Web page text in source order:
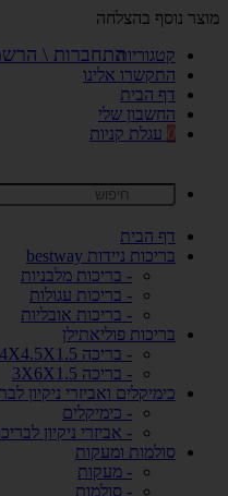
מוצר נוסף בהצלחה
קטגוריות
התקשרו אלינו
דף הבית
החשבון שלי
0 עגלת קניות
דף הבית
בריכות ניידות bestway
- בריכות מלבניות
- בריכות עגולות
- בריכות אובליות
בריכות פוליאתילן
- בריכה 2.4X4.5X1.5
- בריכה 3X6X1.5
כימיקלים ואביזרי ניקיון
- כימיקלים
- אביזרי ניקיון
סולמות ומעקות
- מעקות
- סולמות
התחברות \